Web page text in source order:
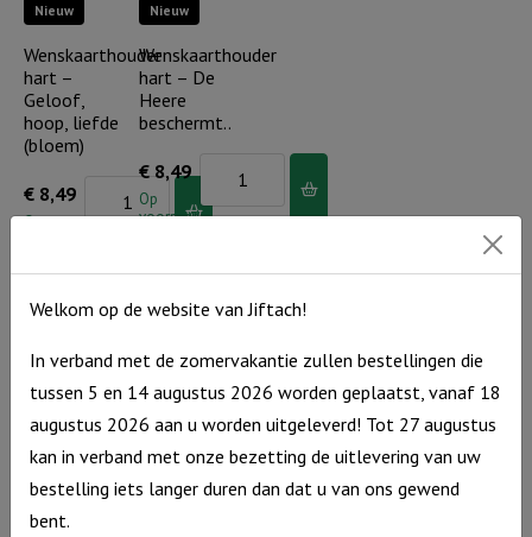
bent
parel
kledinghanger)
aantal
Nieuw
Wenskaarthouder
hart –
Geloof,
hoop, liefde
(bloem)
€ 8,49
Op
Wenskaarthouder
hart
hoop,
liefde
(bloem)
aantal
Nieuw
Wenskaarthouder
hart – De
Heere
beschermt..
€ 8,49
Op
voorraad
Wenskaarthouder
hart
aantal
Wenskaarthouder
hart – GHL
(tekens)
€8,49
Wenskaarthouder
hart –
Mama ik
hou van jou
Welkom op de website van Jiftach!
In verband met de zomervakantie zullen bestellingen die
tussen 5 en 14 augustus 2026 worden geplaatst, vanaf 18
augustus 2026 aan u worden uitgeleverd! Tot 27 augustus
kan in verband met onze bezetting de uitlevering van uw
bestelling iets langer duren dan dat u van ons gewend
bent.